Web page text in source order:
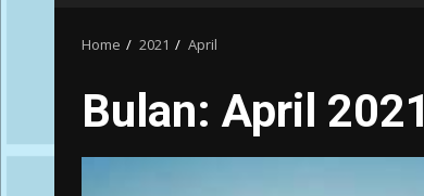
Home 2021 April
Bulan:April 2021